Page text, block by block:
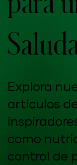
Explora
artículos
como
control de